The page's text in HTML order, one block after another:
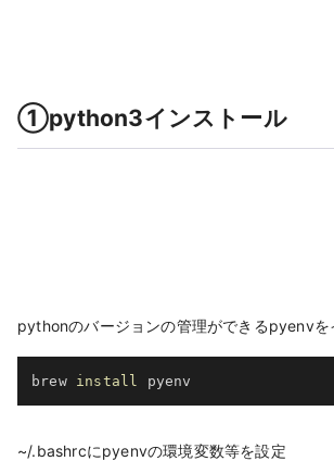
①python3インストール
pythonのバージョンの管理ができるpyenvを
brew install pyenv
~/.bashrcにpyenvの環境変数等を設定